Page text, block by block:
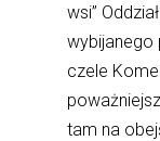
wsi”
wybijanego
czele
tam na